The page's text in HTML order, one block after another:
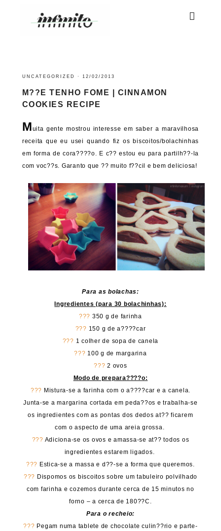
UNCATEGORIZED · 12/02/2013
M??E TENHO FOME | CINNAMON
COOKIES RECIPE
Muita gente mostrou interesse em saber a maravilhosa
receita que eu usei quando fiz os biscoitos/bolachinhas
em forma de cora????o. E c?? estou eu para partilh??-la
com voc??s. Garanto que ?? muito f??cil e bem deliciosa!
Para as bolachas:
Ingredientes (para 30 bolachinhas):
??? 350 g de farinha
??? 150 g de a????car
??? 1 colher de sopa de canela
??? 100 g de margarina
??? 2 ovos
Modo de prepara????o:
??? Mistura-se a farinha com o a????car e a canela.
Junta-se a margarina cortada em peda??os e trabalha-se
os ingredientes com as pontas dos dedos at?? ficarem
com o aspecto de uma areia grossa.
??? Adiciona-se os ovos e amassa-se at?? todos os
ingredientes estarem ligados.
??? Estica-se a massa e d??-se a forma que queremos.
??? Dispomos os biscoitos sobre um tabuleiro polvilhado
com farinha e cozemos durante cerca de 15 minutos no
forno – a cerca de 180??C.
Para o recheio:
??? Pegam numa tablete de chocolate culin??rio e parte-